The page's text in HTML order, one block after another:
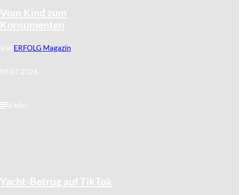
Vom Kind zum
Konsumenten
Von ERFOLG Magazin
09.07.2026
6 Min.
Yacht-Betrug auf TikTok